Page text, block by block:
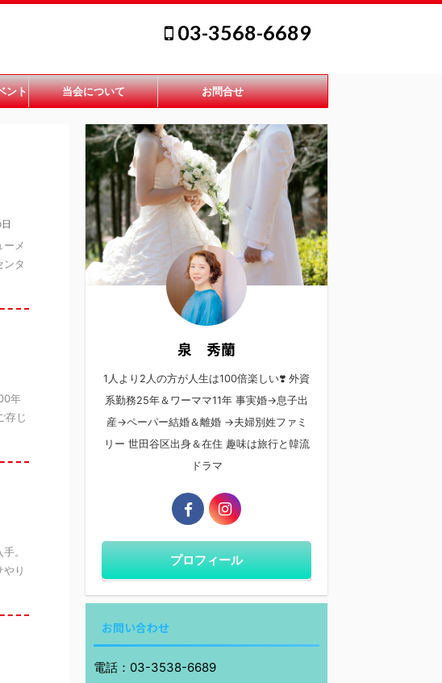
03-3568-6689
ント 当会について お問合せ
ーメ
ンタ
年
存じ
。
り
泉 秀蘭
1人より2人の方が人生は100倍楽しい❣️ 外資
系勤務25年＆ワーママ11年 事実婚→息子出
産→ペーパー結婚＆離婚 →夫婦別姓ファミ
リー 世田谷区出身＆在住 趣味は旅行と韓流
ドラマ
プロフィール
お問い合わせ
電話：03-3538-6689